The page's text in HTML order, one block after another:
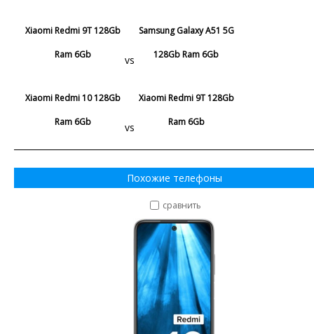
Xiaomi Redmi 9T 128Gb
Ram 6Gb
vs
Samsung Galaxy A51 5G
128Gb Ram 6Gb
Xiaomi Redmi 10 128Gb
Ram 6Gb
vs
Xiaomi Redmi 9T 128Gb
Ram 6Gb
Похожие телефоны
сравнить